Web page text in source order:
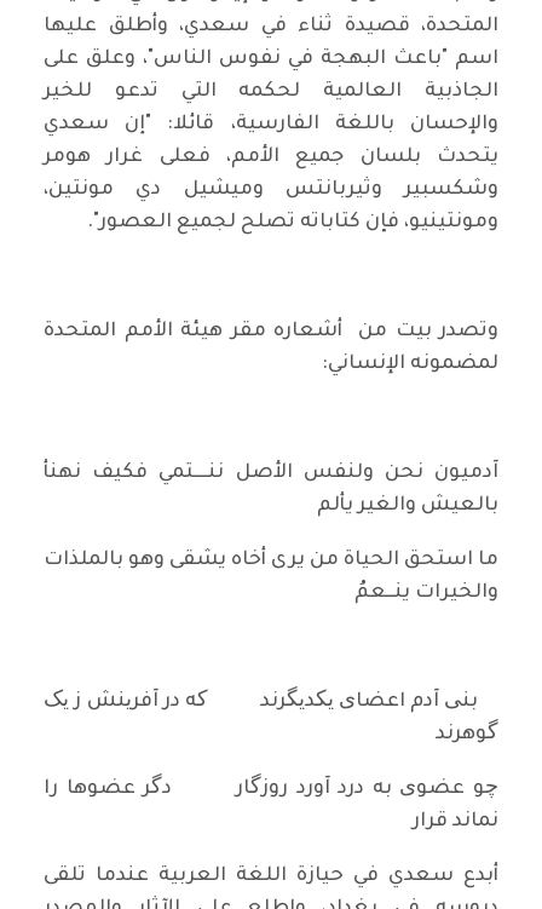
المتحدة، قصيدة ثناء في سعدي، وأطلق عليها
اسم "باعث البهجة في نفوس الناس"، وعلق على
الجاذبية العالمية لحكمه التي تدعو للخير
والإحسان باللغة الفارسية، قائلا: "إن سعدي
يتحدث بلسان جميع الأمم، فعلى غرار هومر
وشكسبير وثيربانتس وميشيل دي مونتين،
ومونتينيو، فإن كتاباته تصلح لجميع العصور".
وتصدر بيت من أشعاره مقر هيئة الأمم المتحدة
لمضمونه الإنساني:
آدميون نحن ولنفس الأصل ننــــتمي فكيف نهنأ
بالعيش والغير يألم
ما استحق الحياة من يرى أخاه يشقى وهو بالملذات
والخيرات ينــعمُ
بنی آدم اعضای یکدیگرند که در آفرینش ز یک
گوهرند
چو عضوی به درد آورد روزگار دگر عضوها را
نماند قرار
أبدع سعدي في حيازة اللغة العربية عندما تلقى